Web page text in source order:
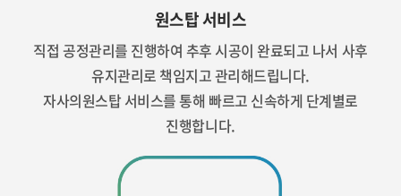
원스탑 서비스
직접 공정관리를 진행하여 추후 시공이 완료되고 나서 사후
유지관리로 책임지고 관리해드립니다.
자사의원스탑 서비스를 통해 빠르고 신속하게 단계별로
진행합니다.